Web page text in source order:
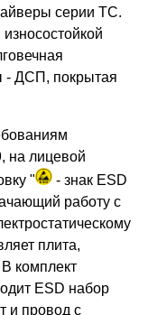
серии ТС.
- ДСП, покрытая
на лицевой
"
- знак ESD
работу с
плита,
комплект
ESD набор
и провод с